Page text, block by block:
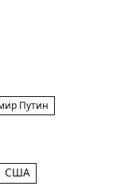
Путин
США